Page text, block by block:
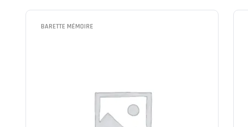
BARETTE MÉMOIRE